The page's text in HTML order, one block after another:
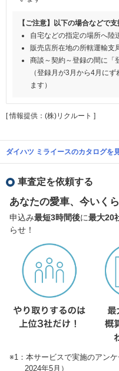
【ご注意】以下の場合などで
自宅などの指定の場所へ陸
販売店所在地の所轄運輸支
商談～契約～登録の間に「
（登録月が3月から4月に
ます）
[ 情報提供：(株)リクルート ]
ダイハツ ミライースのカタログを
車査定を依頼する
あなたの愛車、今いく
申込み最短3時間後に最大20
らせ！
※1：本サービスで実施のアン
2024年5月）